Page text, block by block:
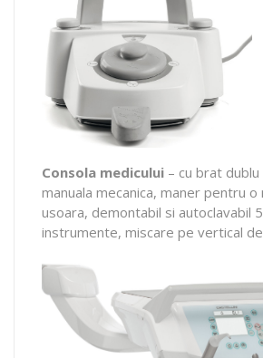
Consola medicului – cu brat
manuala mecanica, maner pentru o
usoara, demontabil si autoclavabil
instrumente, miscare pe vertical